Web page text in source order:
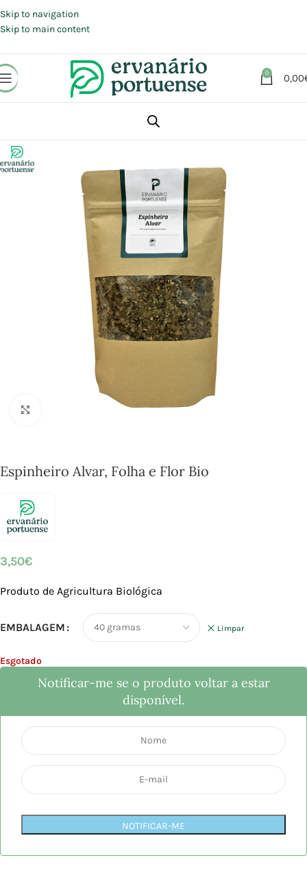
Skip to navigation
Skip to main content
0 0,00
Espinheiro Alvar, Folha e Flor Bio
3,50€
Produto de Agricultura Biológica
EMBALAGEM Limpar
Esgotado
Notificar-me se o produto voltar a estar
disponível.
NOTIFICAR-ME